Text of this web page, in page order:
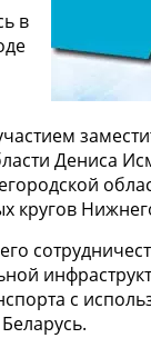
в
Дениса
кругов
с